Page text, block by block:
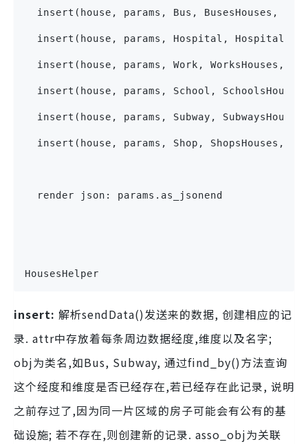
insert(house, params, Bus, BusesHouses,
insert(house, params, Hospital,
insert(house, params, Work, WorksHouses,
insert(house, params, School,
insert(house, params, Subway,
insert(house, params, Shop, ShopsHouses,
  render json: params.as_jsonend
HousesHelper
insert: 解析sendData()发送来的数据, 创建相应的记
录. attr中存放着每条周边数据经度,维度以及名字;
obj为类名,如Bus, Subway, 通过find_by()方法查询
这个经度和维度是否已经存在,若已经存在此记录, 说明
之前存过了,因为同一片区域的房子可能会有公有的基
础设施; 若不存在,则创建新的记录. asso_obj为关联